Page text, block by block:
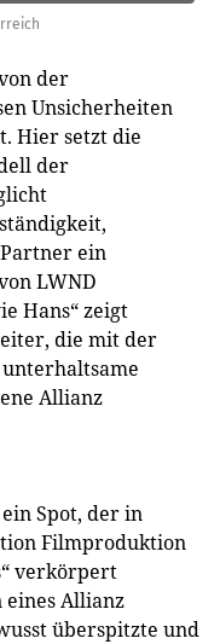
der
Unsicherheiten
Hier setzt die
der
ein
LWND
Hans“ zeigt
die mit der
Allianz
Spot, der in
Filmproduktion
verkörpert
Allianz
überspitzte und